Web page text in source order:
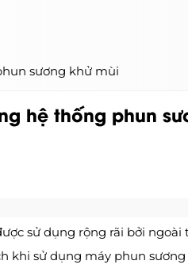
sương khử mùi
hệ thống phun
sử dụng rộng rãi bởi
khi sử dụng máy phun